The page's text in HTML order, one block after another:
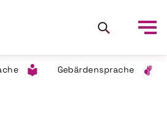
Gebärdensprache